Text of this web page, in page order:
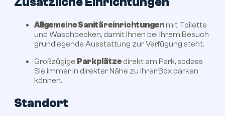
Allgemeine Sanitäreinrichtungenmit Toilette
und Waschbecken, damit Ihnen bei Ihrem Besuch
grundlegende Ausstattung zur Verfügung steht.
Großzügige Parkplätze direkt am Park, sodass
Sie immer in direkter Nähe zu Ihrer Box parken
können.
Standort